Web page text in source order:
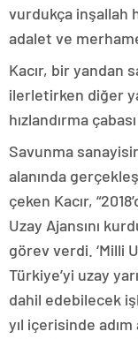
vurdukça inşallah
adalet ve
Kacır, bir yandan
ilerletirken diğer
hızlandırma
Savunma
alanında
çeken Kacır,
Uzay Ajansını
görev verdi. ‘Milli
Türkiye’yi uzay
dahil edebilecek
yıl içerisinde